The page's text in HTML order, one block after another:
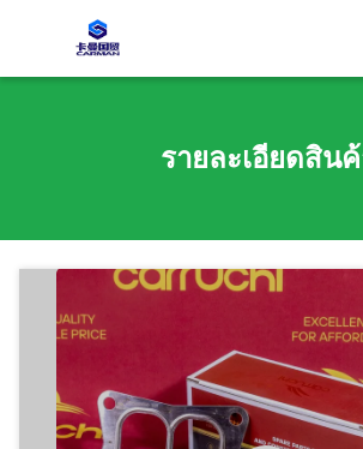
รายละเอียดสิน